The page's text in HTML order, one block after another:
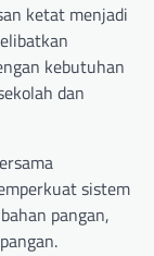
ketat menjadi
kebutuhan
dan
sistem
pangan,